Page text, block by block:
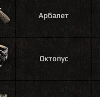
Арбалет
Октопус